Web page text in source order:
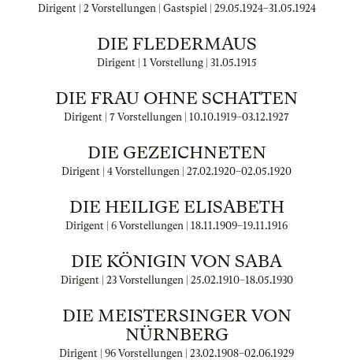
Dirigent | 2 Vorstellungen | Gastspiel | 29.05.1924–31.05.1924
DIE FLEDERMAUS
Dirigent | 1 Vorstellung | 31.05.1915
DIE FRAU OHNE SCHATTEN
Dirigent | 7 Vorstellungen | 10.10.1919–03.12.1927
DIE GEZEICHNETEN
Dirigent | 4 Vorstellungen | 27.02.1920–02.05.1920
DIE HEILIGE ELISABETH
Dirigent | 6 Vorstellungen | 18.11.1909–19.11.1916
DIE KÖNIGIN VON SABA
Dirigent | 23 Vorstellungen | 25.02.1910–18.05.1930
DIE MEISTERSINGER VON
NÜRNBERG
Dirigent | 96 Vorstellungen | 23.02.1908–02.06.1929